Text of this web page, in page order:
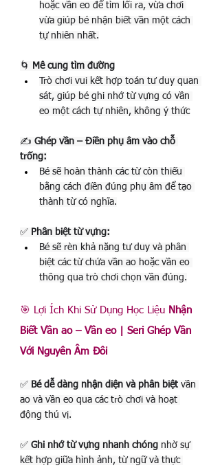
hoặc vần eo để tìm lối ra, vừa chơi
vừa giúp bé nhận biết vần một cách
tự nhiên nhất.
🌀
Mê cung tìm đường
Trò chơi vui kết hợp toán tư duy quan
sát, giúp bé ghi nhớ từ vựng có vần
eo một cách tự nhiên, không ý thức
✍️ Ghép vần – Điền phụ âm vào chỗ
trống:
Bé sẽ hoàn thành các từ còn thiếu
bằng cách điền đúng phụ âm để tạo
thành từ có nghĩa.
✅ Phân biệt từ vựng:
Bé sẽ rèn khả năng tư duy và phân
biệt các từ chứa vần ao hoặc vần eo
thông qua trò chơi chọn vần đúng.
🎯 Lợi Ích Khi Sử Dụng Học Liệu Nhận
Biết Vần ao – Vần eo | Seri Ghép Vần
Với Nguyên Âm Đôi
✅ Bé dễ dàng nhận diện và phân biệt vần
ao và vần eo qua các trò chơi và hoạt
động thú vị.
✅ Ghi nhớ từ vựng nhanh chóng nhờ sự
kết hợp giữa hình ảnh, từ ngữ và thực